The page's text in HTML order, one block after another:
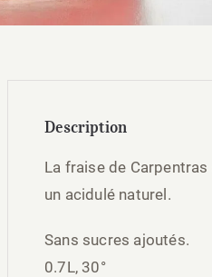
Description
La fraise de
un acidulé naturel.
Sans sucres ajoutés.
0.7L, 30°